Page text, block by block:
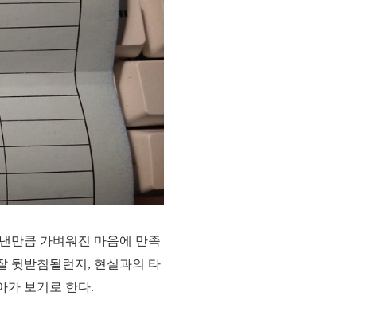
만큼 가벼워진 마음에 만족
뒷받침될런지, 현실과의 타
가 보기로 한다.